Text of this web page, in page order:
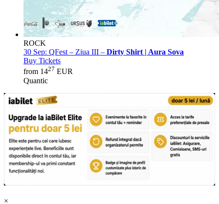
ROCK
30 Sep: QFest – Ziua III – Dirty Shirt | Aura Sova
Buy Tickets
from 1427 EUR
Quantic
×